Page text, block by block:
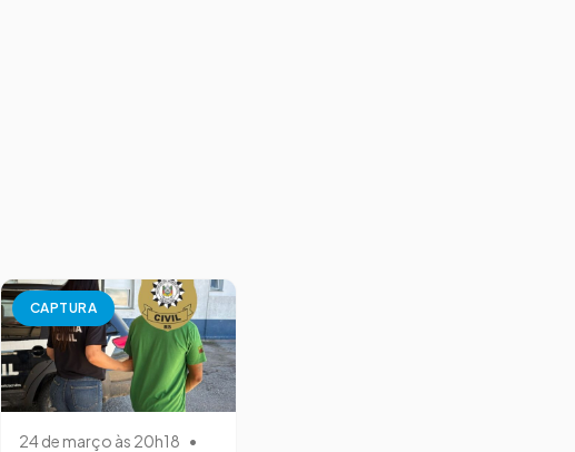
CAPTURA
24 de março às 20h18 •